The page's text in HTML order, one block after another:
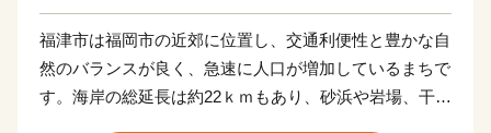
福津市は福岡市の近郊に位置し、交通利便性と豊かな自
然のバランスが良く、急速に人口が増加しているまちで
す。海岸の総延長は約22ｋｍもあり、砂浜や岩場、干潟